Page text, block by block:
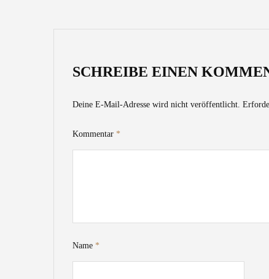
SCHREIBE EINEN
Deine E-Mail-Adresse wird nicht veröffentlicht.
Kommentar *
Name *